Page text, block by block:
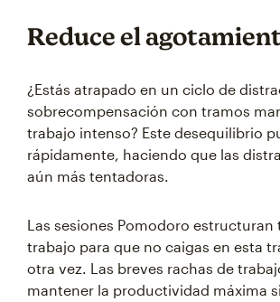
Reduce el
¿Estás atrapado en un ciclo de
sobrecompensación con tramos
trabajo intenso? Este desequilibrio
rápidamente, haciendo que las
aún más tentadoras.
Las sesiones Pomodoro estructuran
trabajo para que no caigas en esta
otra vez. Las breves rachas de
mantener la productividad máxima